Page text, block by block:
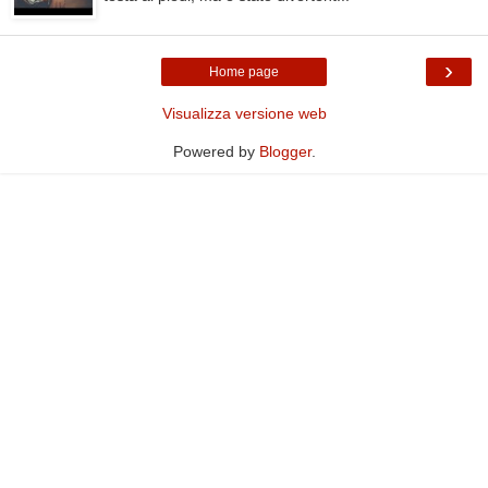
›
Home page
Visualizza versione web
Powered by Blogger.